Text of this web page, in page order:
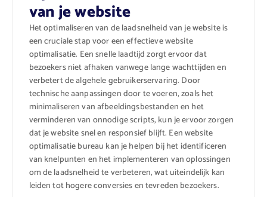
van je website
Het optimaliseren van de laadsnelheid van je website is
een cruciale stap voor een effectieve website
optimalisatie. Een snelle laadtijd zorgt ervoor dat
bezoekers niet afhaken vanwege lange wachttijden en
verbetert de algehele gebruikerservaring. Door
technische aanpassingen door te voeren, zoals het
minimaliseren van afbeeldingsbestanden en het
verminderen van onnodige scripts, kun je ervoor zorgen
dat je website snel en responsief blijft. Een website
optimalisatie bureau kan je helpen bij het identificeren
van knelpunten en het implementeren van oplossingen
om de laadsnelheid te verbeteren, wat uiteindelijk kan
leiden tot hogere conversies en tevreden bezoekers.